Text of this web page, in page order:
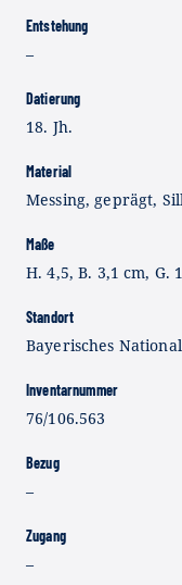
Entstehung
–
Datierung
18. Jh.
Material
Messing, geprägt,
Maße
H. 4,5, B. 3,1 cm, G.
Standort
Bayerisches
Inventarnummer
76/106.563
Bezug
–
Zugang
–